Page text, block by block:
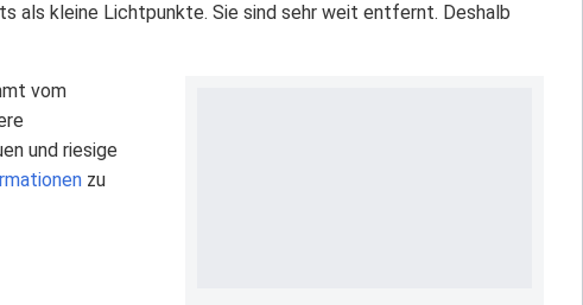
als kleine Lichtpunkte. Sie sind sehr weit entfernt. Deshalb
vom
und riesige
zu